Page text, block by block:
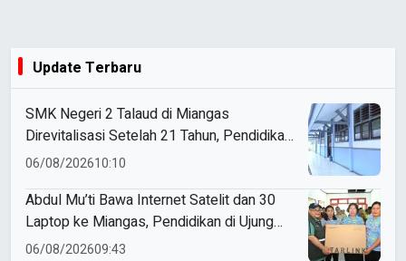
Update Terbaru
SMK Negeri 2 Talaud di Miangas
Direvitalisasi Setelah 21 Tahun, Pendidikan
3T Makin Berkualitas
06/08/202610:10
Abdul Mu’ti Bawa Internet Satelit dan 30
Laptop ke Miangas, Pendidikan di Ujung
Negeri Makin Digital
06/08/202609:43